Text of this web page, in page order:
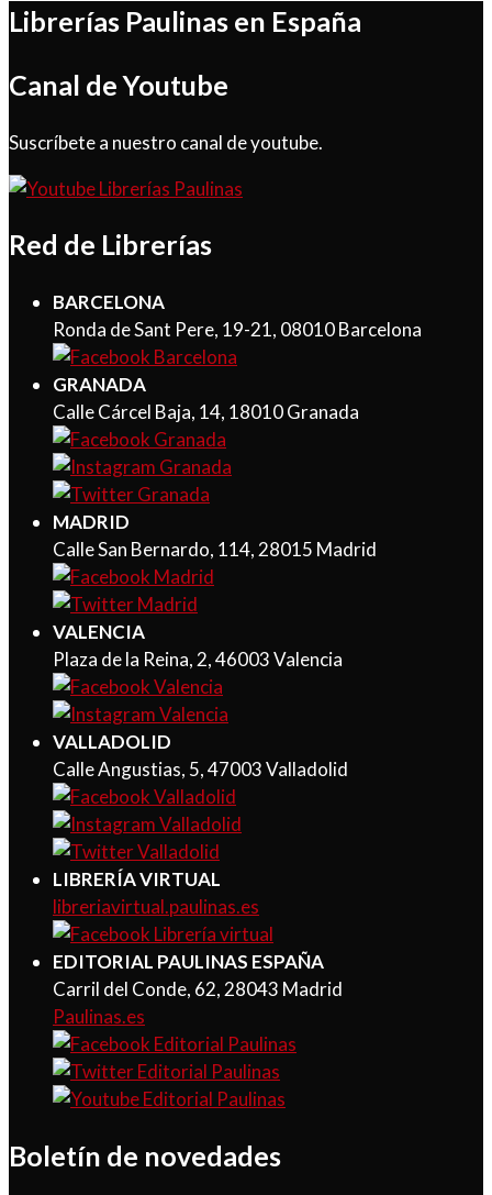
Librerías Paulinas en España
Canal de Youtube
Suscríbete a nuestro canal de youtube.
Red de Librerías
BARCELONA
Ronda de Sant Pere, 19-21, 08010 Barcelona
GRANADA
Calle Cárcel Baja, 14, 18010 Granada
MADRID
Calle San Bernardo, 114, 28015 Madrid
VALENCIA
Plaza de la Reina, 2, 46003 Valencia
VALLADOLID
Calle Angustias, 5, 47003 Valladolid
LIBRERÍA VIRTUAL
libreriavirtual.paulinas.es
EDITORIAL PAULINAS ESPAÑA
Carril del Conde, 62, 28043 Madrid
Paulinas.es
Boletín de novedades